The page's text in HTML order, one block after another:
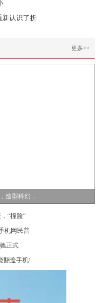
新认识了折
更多>>
造型科幻，
“撞脸”
机网民普
正式
翻盖手机!